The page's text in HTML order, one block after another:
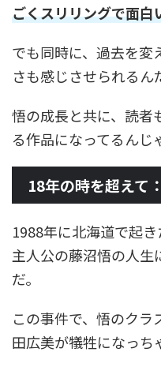
ごくスリリングで面白
でも同時に、過去を変
さも感じさせられるん
悟の成長と共に、読者
る作品になってるんじ
18年の時を超えて
1988年に北海道で起き
主人公の藤沼悟の人生
だ。
この事件で、悟のク
田広美が犠牲になっち